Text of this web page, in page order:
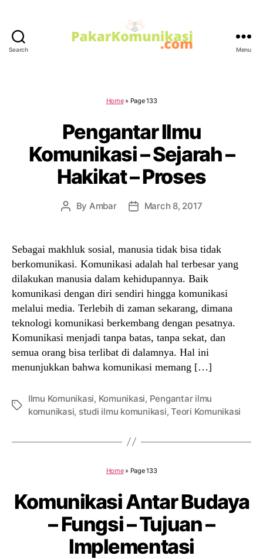
Search Menu
Home» Page 133
Pengantar Ilmu
Komunikasi – Sejarah –
Hakikat – Proses
Post
By Ambar
PostMarch 8, 2017
Sebagai makhluk sosial, manusia tidak bisa tidak
berkomunikasi. Komunikasi adalah hal terbesar yang
dilakukan manusia dalam kehidupannya. Baik
komunikasi dengan diri sendiri hingga komunikasi
melalui media. Terlebih di zaman sekarang, dimana
teknologi komunikasi berkembang dengan pesatnya.
Komunikasi menjadi tanpa batas, tanpa sekat, dan
semua orang bisa terlibat di dalamnya. Hal ini
menunjukkan bahwa komunikasi memang […]
Tags
Ilmu Komunikasi, Komunikasi, Pengantar ilmu
komunikasi, studi ilmu komunikasi,Teori Komunikasi
Home» Page 133
Komunikasi Antar Budaya
– Fungsi – Tujuan –
Implementasi